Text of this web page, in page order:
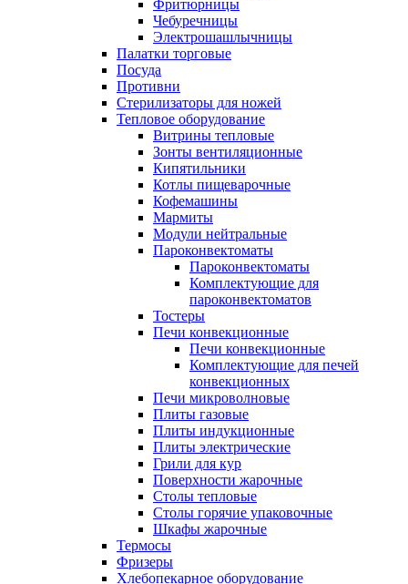
Фритюрницы
Чебуречницы
Электрошашлычницы
Палатки торговые
Посуда
Противни
Стерилизаторы для ножей
Тепловое оборудование
Витрины тепловые
Зонты вентиляционные
Кипятильники
Котлы пищеварочные
Кофемашины
Мармиты
Модули нейтральные
Пароконвектоматы
Пароконвектоматы
Комплектующие для
пароконвектоматов
Тостеры
Печи конвекционные
Печи конвекционные
Комплектующие для печей
конвекционных
Печи микроволновые
Плиты газовые
Плиты индукционные
Плиты электрические
Грили для кур
Поверхности жарочные
Столы тепловые
Столы горячие упаковочные
Шкафы жарочные
Термосы
Фризеры
Хлебопекарное оборудование